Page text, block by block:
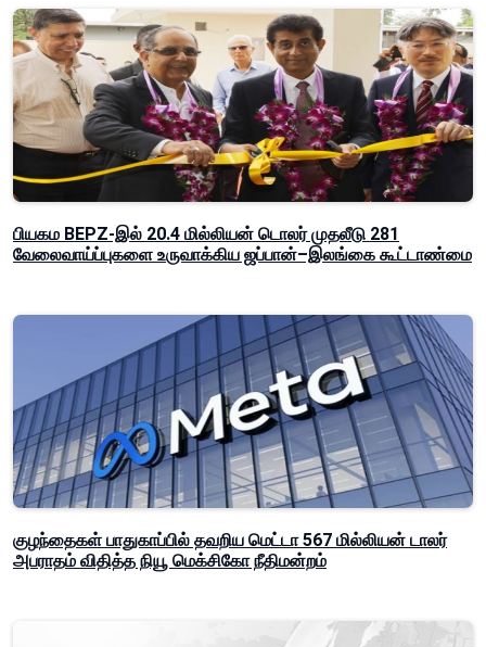
பியகம BEPZ-இல் 20.4 மில்லியன் டொலர் முதலீடு 281
வேலைவாய்ப்புகளை உருவாக்கிய ஜப்பான்–இலங்கை கூட்டாண்மை
குழந்தைகள் பாதுகாப்பில் தவறிய மெட்டா 567 மில்லியன் டாலர்
அபராதம் விதித்த நியூ மெக்சிகோ நீதிமன்றம்